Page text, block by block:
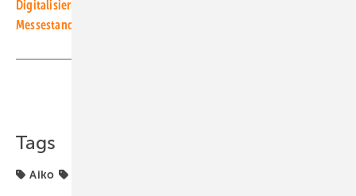
Digitalisierung und Lasertechnik zum Anfassen – bei uns am
Messestand!
Tags
Aiko